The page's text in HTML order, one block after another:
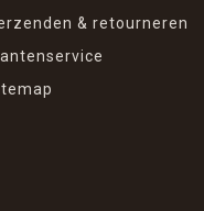
& retourneren